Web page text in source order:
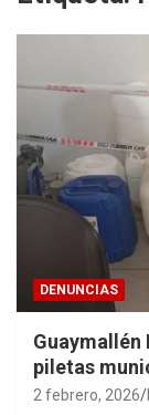
DENUNCIAS
Guaymallén
piletas
2 febrero, 2026